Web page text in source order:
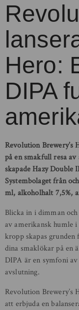
Hero:
DIPA
Revolution Brewery’s
på en smakfull resa
skapade Hazy Double
Systembolaget från
ml, alkoholhalt 7,5%,
Blicka in i dimman
av amerikansk humle
kropp skapas
dina smaklökar på en
DIPA är en symfoni
avslutning.
Revolution Brewery’s
att erbjuda en